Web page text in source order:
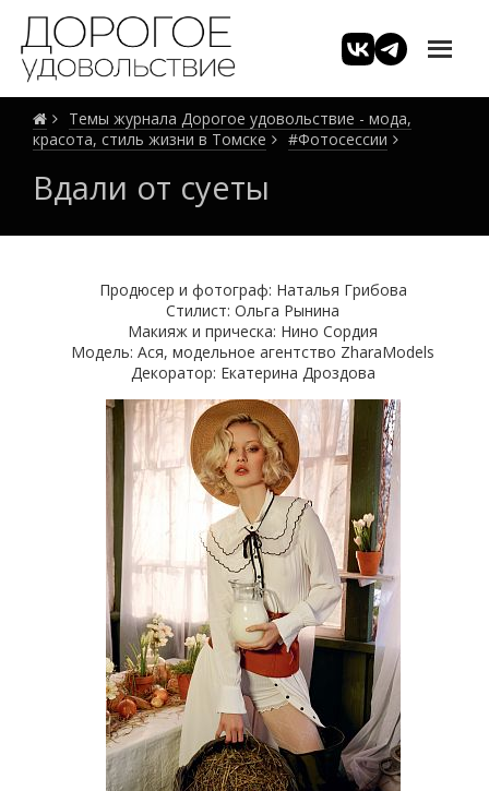
Темы журнала Дорогое удовольствие - мода,
красота, стиль жизни в Томске
#Фотосессии
Вдали от суеты
Продюсер и фотограф: Наталья Грибова
Стилист: Ольга Рынина
Макияж и прическа: Нино Сордия
Модель: Ася, модельное агентство ZharaModels
Декоратор: Екатерина Дроздова